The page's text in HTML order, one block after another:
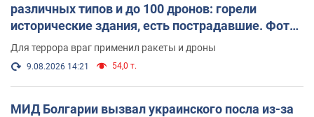
различных типов и до 100 дронов: горели
исторические здания, есть пострадавшие. Фото
и видео
Для террора враг применил ракеты и дроны
9.08.2026 14:21 54,0 т.
МИД Болгарии вызвал украинского посла из-за